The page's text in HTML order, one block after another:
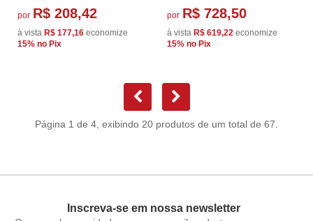
por R$ 208,42
à vista R$ 177,16 economize
15% no Pix
por R$ 728,50
à vista R$ 619,22 economize
15% no Pix
Página 1 de 4, exibindo 20 produtos de um total de 67.
Inscreva-se em nossa newsletter